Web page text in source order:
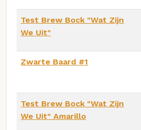
Test Brew Bock "Wat Zijn
We Uit"
Zwarte Baard #1
Test Brew Bock "Wat Zijn
We Uit" Amarillo